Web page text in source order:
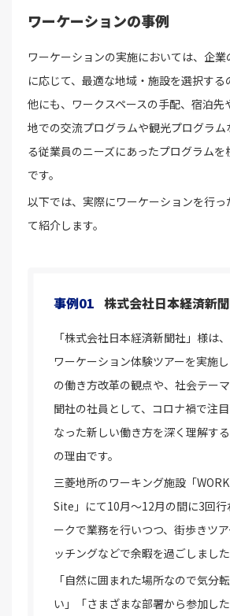
ワーケーションの事例
ワーケーションの実施においては、企
に応じて、最適な地域・施設を選択する
他にも、ワークスペースの手配、宿泊先
地での交流プログラムや観光プログラム
る従業員のニーズにあったプログラム
です。
以下では、実際にワーケーションを行
て紹介します。
事例01 株式会社日本経済新
「株式会社日本経済新聞社」様は
ワーケーション体験ツアーを実施
の働き方改革の観点や、社会テー
聞社の社員として、コロナ禍で注
なった新しい働き方を深く理解す
の理由です。
三菱地所のワーキング施設「
Site」にて10月～12月の間に3回行
ークで業務を行いつつ、街歩きツ
ッチングなどで余暇を過ごしました
「自然に囲まれた場所なので気分
い」「さまざまな部署から参加し